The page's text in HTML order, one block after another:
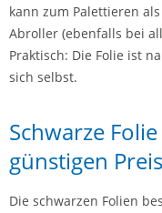
kann zum Palettieren
Abroller (ebenfalls bei
Praktisch: Die Folie ist
sich selbst.
Schwarze
günstigen
Die schwarzen Folien